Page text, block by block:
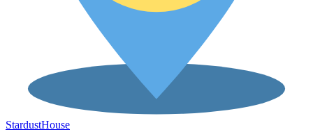
StardustHouse